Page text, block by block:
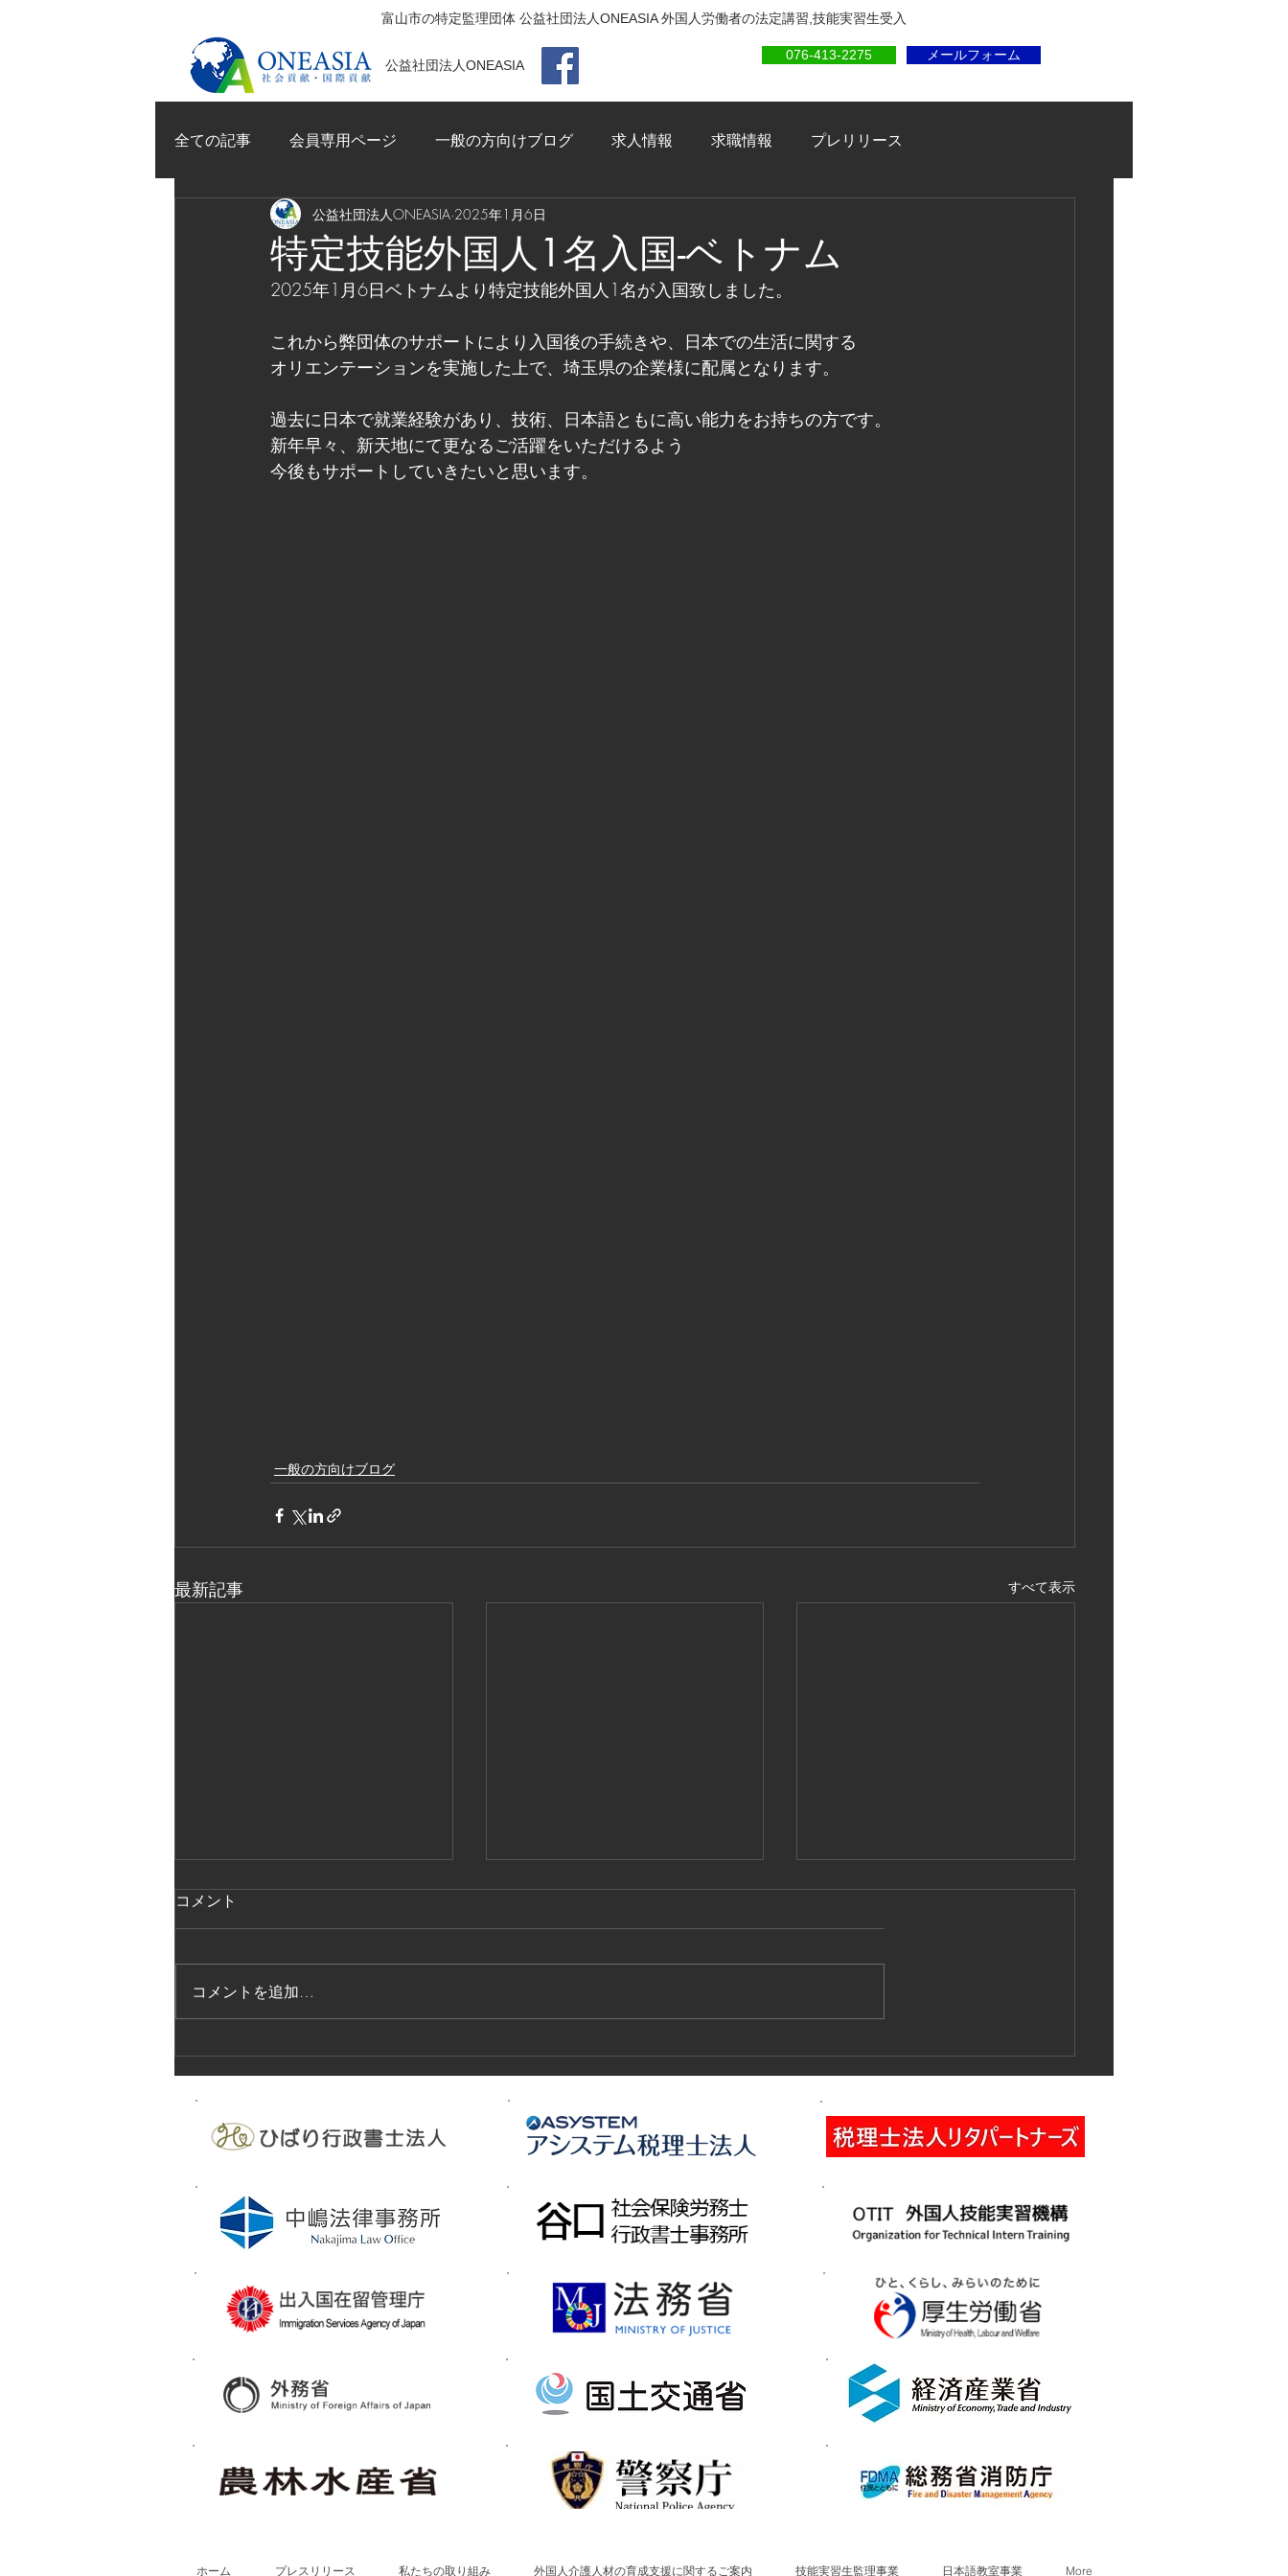
富山市の特定監理団体 公益社団法人ONEASIA 外国人労働者の法定講習,技能実習生受入
公益社団法人ONEASIA
076-413-2275 メールフォーム
全ての記事 会員専用ページ 一般の方向けブログ 求人情報 求職情報 プレリリース
特定技能外国人1名入国-ベトナム
公益社団法人ONEASIA 2025年1月6日
2025年1月6日ベトナムより特定技能外国人1名が入国致しました。
これから弊団体のサポートにより入国後の手続きや、日本での生活に関する
オリエンテーションを実施した上で、埼玉県の企業様に配属となります。
過去に日本で就業経験があり、技術、日本語ともに高い能力をお持ちの方です。
新年早々、新天地にて更なるご活躍をいただけるよう
今後もサポートしていきたいと思います。
一般の方向けブログ
最新記事 すべて表示
法的保護講習の実施
ピン、ベトナム
施
コメント
コメントを追加…
ホーム プレスリリース 私たちの取り組み 外国人介護人材の育成支援に関するご案内 技能実習生監理事業 日本語教室事業 More